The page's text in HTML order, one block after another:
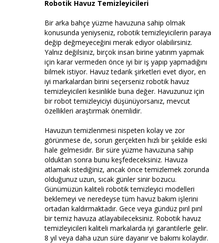
Robotik Havuz Temizleyicileri
Bir arka bahçe yüzme havuzuna sahip olmak
konusunda yeniyseniz, robotik temizleyicilerin paraya
değip değmeyeceğini merak ediyor olabilirsiniz.
Yalnız değilsiniz, birçok insan birine yatırım yapmak
için karar vermeden önce iyi bir iş yapıp yapmadığını
bilmek istiyor. Havuz tedarik şirketleri evet diyor, en
iyi markalardan birini seçerseniz robotik havuz
temizleyicileri kesinlikle buna değer. Havuzunuz için
bir robot temizleyiciyi düşünüyorsanız, mevcut
özellikleri araştırmak önemlidir.
Havuzun temizlenmesi nispeten kolay ve zor
görünmese de, sorun gerçekten hızlı bir şekilde eski
hale gelmesidir. Bir süre yüzme havuzuna sahip
olduktan sonra bunu keşfedeceksiniz. Havuza
atlamak istediğiniz, ancak önce temizlemek zorunda
olduğunuz uzun, sıcak günler sinir bozucu.
Günümüzün kaliteli robotik temizleyici modelleri
beklemeyi ve neredeyse tüm havuz bakım işlerini
ortadan kaldırmaktadır. Gece veya gündüz pırıl pırıl
bir temiz havuza atlayabileceksiniz. Robotik havuz
temizleyicileri kaliteli markalarda iyi garantilerle gelir.
8 yıl veya daha uzun süre dayanır ve bakımı kolaydır.